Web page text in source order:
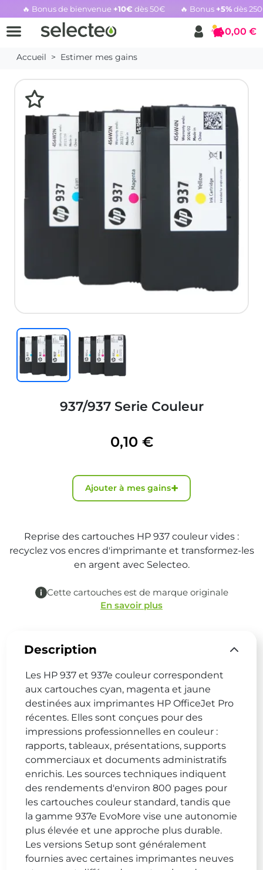
🔥 Bonus de bienvenue +10€ dès 50€ 🔥 Bonus +5%dès
Rachat cartouche vide, voir l'offre promotionnelle
Panier
0,00 €
Accueil Estimer mes gains
937/937 Serie Couleur
0,10 €
Ajouter à mes gains+
Reprise des cartouches HP 937 couleur vides :
recyclez vos encres d'imprimante et transformez-les
en argent avec Selecteo.
Cette cartouches est de marque originale
En savoir plus
Description
Les HP 937 et 937e couleur correspondent
aux cartouches cyan, magenta et jaune
destinées aux imprimantes HP OfficeJet Pro
récentes. Elles sont conçues pour des
impressions professionnelles en couleur :
rapports, tableaux, présentations, supports
commerciaux et documents administratifs
enrichis. Les sources techniques indiquent
des rendements d'environ 800 pages pour
les cartouches couleur standard, tandis que
la gamme 937e EvoMore vise une autonomie
plus élevée et une approche plus durable.
Les versions Setup sont généralement
fournies avec certaines imprimantes neuves